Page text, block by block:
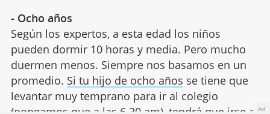
- Ocho años
Según los expertos, a esta edad los niños
pueden dormir 10 horas y media. Pero mucho
duermen menos. Siempre nos basamos en un
promedio. Si tu hijo de ocho años se tiene que
levantar muy temprano para ir al colegio
Ad